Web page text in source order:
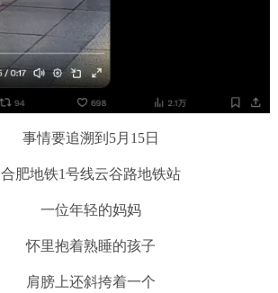
事情要追溯到5月15日
合肥地铁1号线云谷路地铁站
一位年轻的妈妈
怀里抱着熟睡的孩子
肩膀上还斜挎着一个